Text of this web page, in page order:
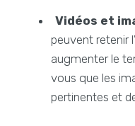
Vidéos et
peuvent retenir
augmenter le
vous que les
pertinentes et